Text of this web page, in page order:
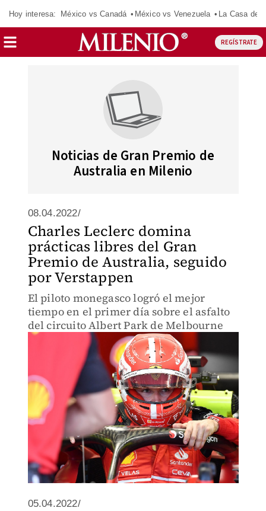
Hoy interesa: México vs Canadá México vs Venezuela La Casa de
REGÍSTRATE
Noticias de Gran Premio de
Australia en Milenio
08.04.2022/
Charles Leclerc domina
prácticas libres del Gran
Premio de Australia, seguido
por Verstappen
El piloto monegasco logró el mejor
tiempo en el primer día sobre el asfalto
del circuito Albert Park de Melbourne
05.04.2022/